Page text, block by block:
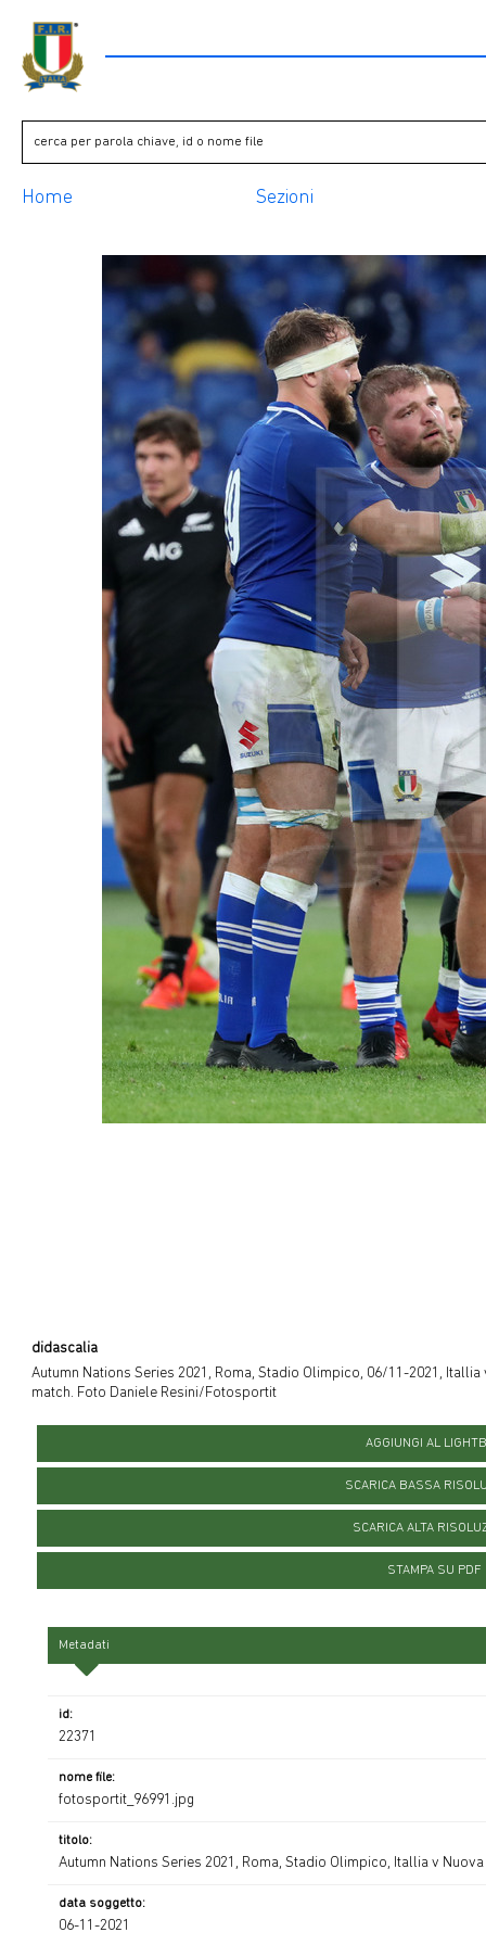
Home Sezioni
didascalia
Autumn Nations Series 2021, Roma, Stadio Olimpico, 06/11-2021,
match. Foto Daniele Resini/Fotosportit
AGGIUNGI AL
SCARICA BASSA
SCARICA ALTA
STAMPA SU PDF
Metadati
titolo:
Autumn Nations Series 2021, Roma, Stadio Olimpico, Itallia v
data soggetto:
06-11-2021
id:
22371
nome file:
fotosportit_96991.jpg